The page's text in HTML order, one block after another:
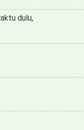
dulu,